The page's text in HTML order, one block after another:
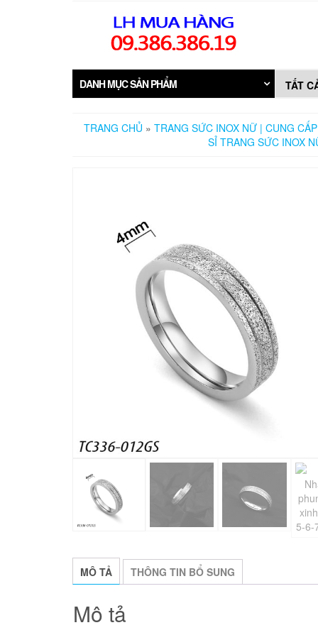
DANH MỤC SẢN PHẨM
TRANG CHỦ » TRANG SỨC INOX NỮ | CUNG
SỈ TRANG SỨC INOX
MÔ TẢ THÔNG TIN BỔ SUNG
Mô tả